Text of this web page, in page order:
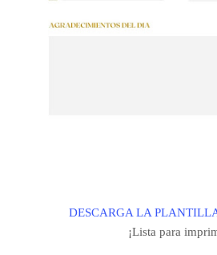
DESCARGA LA
¡Lista para